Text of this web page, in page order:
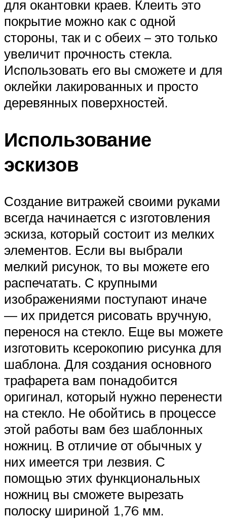
для окантовки краев. Клеить это
покрытие можно как с одной
стороны, так и с обеих – это только
увеличит прочность стекла.
Использовать его вы сможете и для
оклейки лакированных и просто
деревянных поверхностей.
Использование
эскизов
Создание витражей своими руками
всегда начинается с изготовления
эскиза, который состоит из мелких
элементов. Если вы выбрали
мелкий рисунок, то вы можете его
распечатать. С крупными
изображениями поступают иначе
— их придется рисовать вручную,
перенося на стекло. Еще вы можете
изготовить ксерокопию рисунка для
шаблона. Для создания основного
трафарета вам понадобится
оригинал, который нужно перенести
на стекло. Не обойтись в процессе
этой работы вам без шаблонных
ножниц. В отличие от обычных у
них имеется три лезвия. С
помощью этих функциональных
ножниц вы сможете вырезать
полоску шириной 1,76 мм.